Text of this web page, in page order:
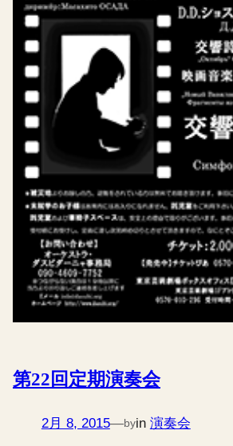
第22回定期演奏会
2月 8, 2015—byin 演奏会